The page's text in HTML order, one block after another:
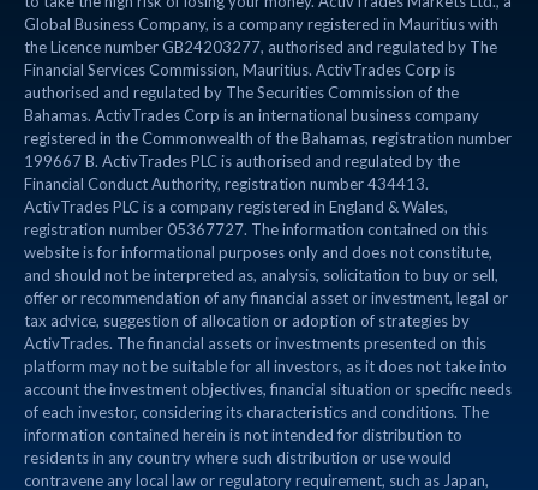
Global Business Company, is a company registered in Mauritius with
the Licence number GB24203277, authorised and regulated by The
Financial Services Commission, Mauritius. ActivTrades Corp is
authorised and regulated by The Securities Commission of the
Bahamas. ActivTrades Corp is an international business company
registered in the Commonwealth of the Bahamas, registration number
199667 B. ActivTrades PLC is authorised and regulated by the
Financial Conduct Authority, registration number 434413.
ActivTrades PLC is a company registered in England & Wales,
registration number 05367727. The information contained on this
website is for informational purposes only and does not constitute,
and should not be interpreted as, analysis, solicitation to buy or sell,
offer or recommendation of any financial asset or investment, legal or
tax advice, suggestion of allocation or adoption of strategies by
ActivTrades. The financial assets or investments presented on this
platform may not be suitable for all investors, as it does not take into
account the investment objectives, financial situation or specific needs
of each investor, considering its characteristics and conditions. The
information contained herein is not intended for distribution to
residents in any country where such distribution or use would
contravene any local law or regulatory requirement, such as Japan,